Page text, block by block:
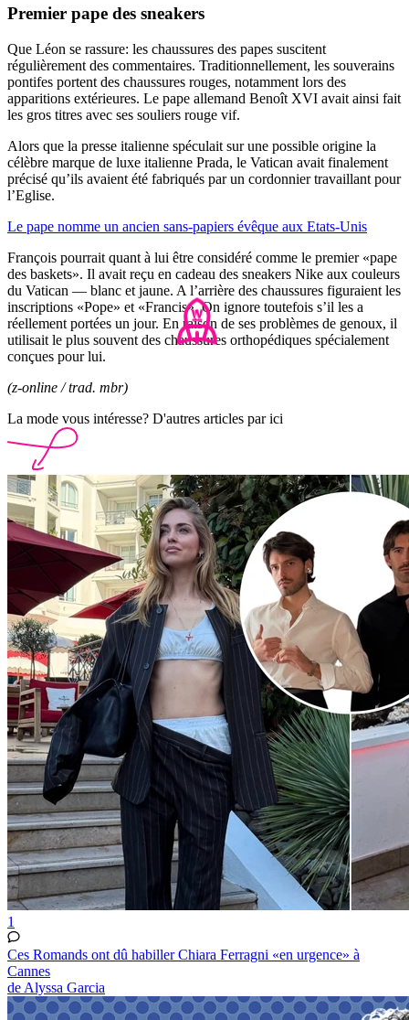
Premier pape des sneakers
Que Léon se rassure: les chaussures des papes suscitent
régulièrement des commentaires. Traditionnellement, les souverains
pontifes portent des chaussures rouges, notamment lors des
apparitions extérieures. Le pape allemand Benoît XVI avait ainsi fait
les gros titres avec ses souliers rouge vif.
Alors que la presse italienne spéculait sur une possible origine la
célèbre marque de luxe italienne Prada, le Vatican avait finalement
précisé qu’ils avaient été fabriqués par un cordonnier travaillant pour
l’Eglise.
Le pape nomme un ancien sans-papiers évêque aux Etats-Unis
François pourrait quant à lui être considéré comme le premier «pape
des baskets». Il avait reçu en cadeau des sneakers Nike aux couleurs
du Vatican — blanc et jaune. A l’arrière des chaussures figuraient les
inscriptions «Pope» et «Francis». On ignore toutefois s’il les a
réellement portées un jour. En raison de ses problèmes de genoux, il
utilisait le plus souvent des chaussures orthopédiques spécialement
conçues pour lui.
(z-online / trad. mbr)
La mode vous intéresse? D'autres articles par ici
1
Ces Romands ont dû habiller Chiara Ferragni «en urgence» à
Cannes
de Alyssa Garcia